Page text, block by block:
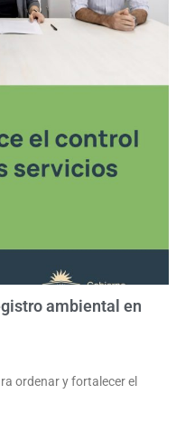
ambiental en
ordenar y fortalecer el